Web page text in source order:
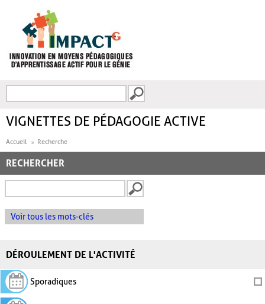
FORMULAIRE DE
VIGNETTES DE PÉDAGOGIE ACTIVE
Accueil Recherche
RECHERCHER
Voir tous les mots-clés
DÉROULEMENT DE L'ACTIVITÉ
Sporadiques